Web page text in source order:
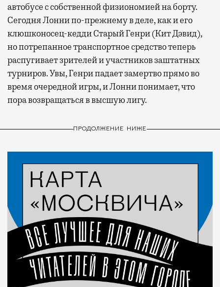
автобусе с собственной физиономией на борту.
Сегодня Лонни по-прежнему в деле, как и его
клюшконосец-кедди Старый Генри (Кит Дэвид),
но потрепанное транспортное средство теперь
распугивает зрителей и участников заштатных
турниров. Увы, Генри падает замертво прямо во
время очередной игры, и Лонни понимает, что
пора возвращаться в высшую лигу.
ПРОДОЛЖЕНИЕ НИЖЕ